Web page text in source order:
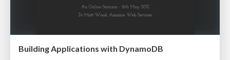
Building Applications with DynamoDB